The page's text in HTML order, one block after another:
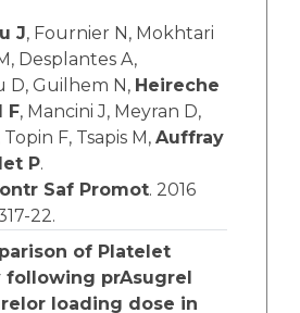
J, Fournier N, Mokhtari
Desplantes A,
D, Guilhem N, Heireche
F, Mancini J, Meyran D,
Topin F, Tsapis M, Auffray
P.
Saf Promot. 2016
22.
of Platelet
prAsugrel
loading dose in